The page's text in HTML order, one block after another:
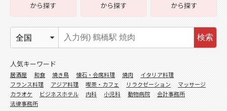
から探す
から探す
から探す
検索
人気キーワード
居酒屋 和食 焼き鳥 懐石・会席料理 焼肉
イタリア料理
フランス料理
アジア料理 喫茶・カフェ リラクゼーション
マッサージ
カラオケ
ビジネスホテル 内科 小児科 動物病院
会計事務所
法律事務所